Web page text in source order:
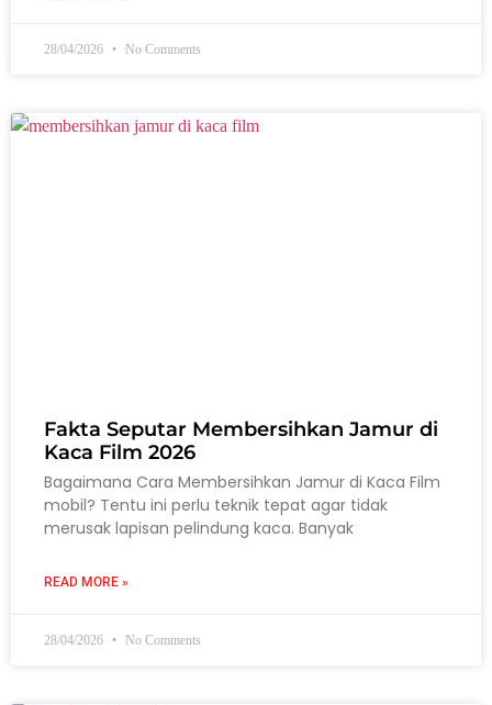
28/04/2026 No Comments
Fakta Seputar Membersihkan Jamur di
Kaca Film 2026
Bagaimana Cara Membersihkan Jamur di Kaca Film
mobil? Tentu ini perlu teknik tepat agar tidak
merusak lapisan pelindung kaca. Banyak
READ MORE »
28/04/2026 No Comments